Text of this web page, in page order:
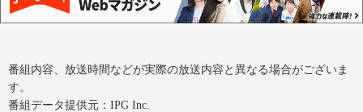
番組内容、放送時間などが実際の放送内容と異なる場合がございま
す。
番組データ提供元：IPG Inc.